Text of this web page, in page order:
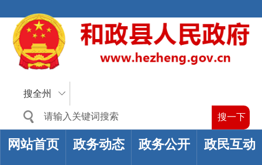
搜全州
网站首页 政务动态 政务公开 政民互动